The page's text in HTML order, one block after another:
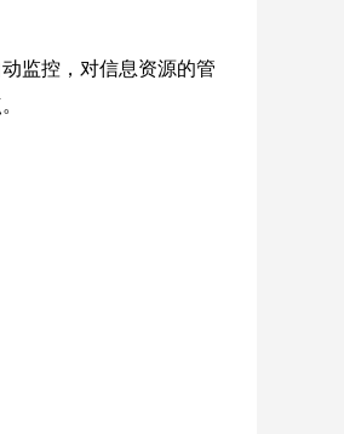
监控，对信息资源的管